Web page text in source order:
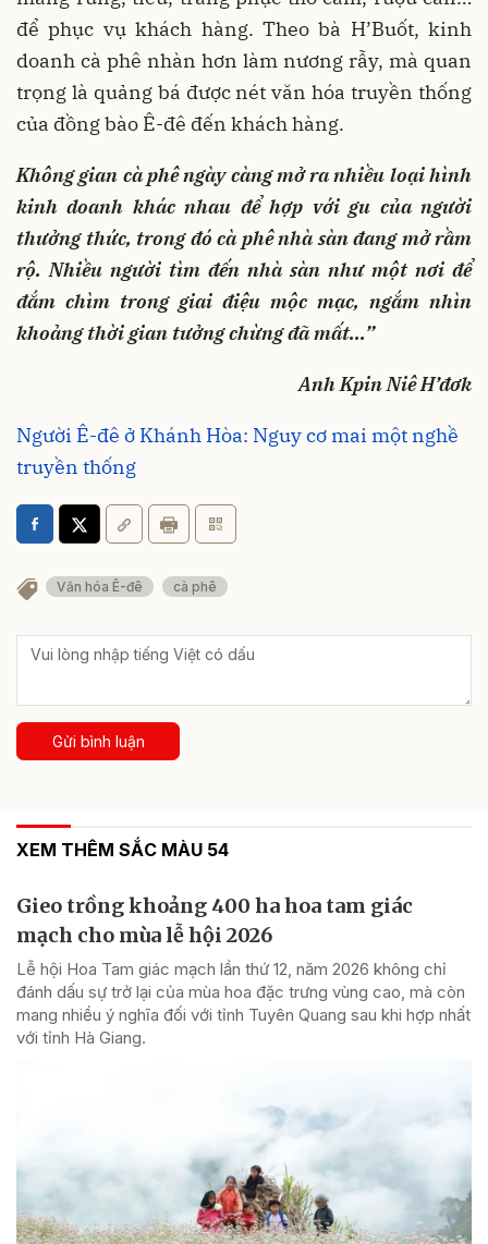
để phục vụ khách hàng. Theo bà H’Buốt, kinh
doanh cà phê nhàn hơn làm nương rẫy, mà quan
trọng là quảng bá được nét văn hóa truyền thống
của đồng bào Ê-đê đến khách hàng.
Không gian cà phê ngày càng mở ra nhiều loại hình
kinh doanh khác nhau để hợp với gu của người
thưởng thức, trong đó cà phê nhà sàn đang mở rầm
rộ. Nhiều người tìm đến nhà sàn như một nơi để
đắm chìm trong giai điệu mộc mạc, ngắm nhìn
khoảng thời gian tưởng chừng đã mất...”
Anh Kpin Niê H’đơk
Người Ê-đê ở Khánh Hòa: Nguy cơ mai một nghề
truyền thống
Văn hóa Ê-đê cà phê
Gửi bình luận
XEM THÊM SẮC MÀU 54
Gieo trồng khoảng 400 ha hoa tam giác
mạch cho mùa lễ hội 2026
Lễ hội Hoa Tam giác mạch lần thứ 12, năm 2026 không chỉ
đánh dấu sự trở lại của mùa hoa đặc trưng vùng cao, mà còn
mang nhiều ý nghĩa đối với tỉnh Tuyên Quang sau khi hợp nhất
với tỉnh Hà Giang.